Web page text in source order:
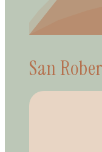
San